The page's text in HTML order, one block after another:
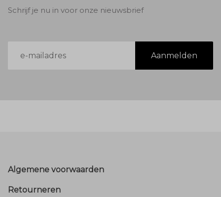
Schrijf je nu in voor onze nieuwsbrief
mailadres
Aanmelden
Footer
Algemene voorwaarden
Retourneren